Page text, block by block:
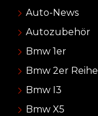
Auto-News
Autozubehör
Bmw 1er
Bmw 2er Reihe
Bmw I3
Bmw X5